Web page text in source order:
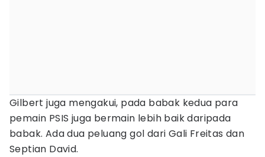
Gilbert juga mengakui, pada babak kedua para
pemain PSIS juga bermain lebih baik daripada
babak. Ada dua peluang gol dari Gali Freitas dan
Septian David.